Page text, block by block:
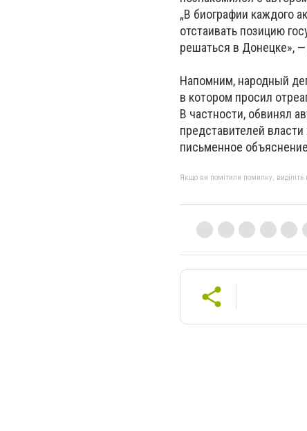
„В биографии каждого
отстаивать позицию
решаться в Донецке»,
Напомним, народный
в котором просил
В частности, обвинял
представителей
письменное
Якщо ви помітили помилку, виділіть